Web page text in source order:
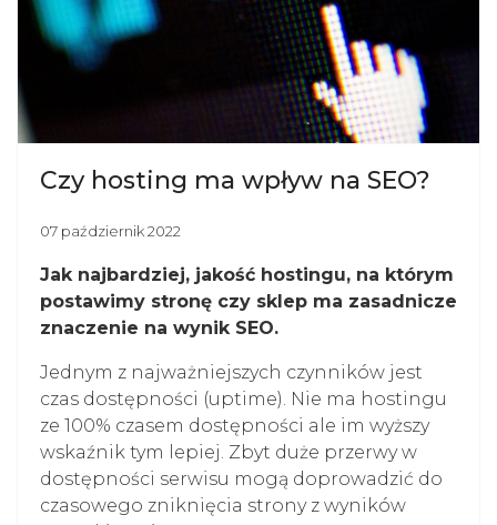
Czy hosting ma wpływ na SEO?
07 październik 2022
Jak najbardziej, jakość hostingu, na którym
postawimy stronę czy sklep ma zasadnicze
znaczenie na wynik SEO.
Jednym z najważniejszych czynników jest
czas dostępności (uptime). Nie ma hostingu
ze 100% czasem dostępności ale im wyższy
wskaźnik tym lepiej. Zbyt duże przerwy w
dostępności serwisu mogą doprowadzić do
czasowego zniknięcia strony z wyników